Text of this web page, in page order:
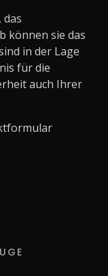
das
können sie das
in der Lage
für die
auch Ihrer